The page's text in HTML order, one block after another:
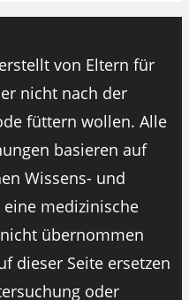
von Eltern für
nicht nach der
füttern wollen. Alle
basieren auf
Wissens- und
medizinische
übernommen
dieser Seite ersetzen
oder